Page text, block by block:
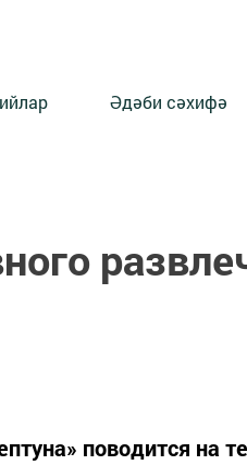
Әдәби сәхифә
поводится на